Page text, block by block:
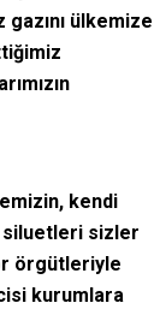
ülkemize
kendi
siluetleri sizler
örgütleriyle
kurumlara